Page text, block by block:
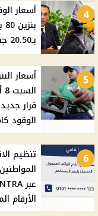
4
أسعار
بـ20.50 جنيه
5
أسعار
قرار
الوقود
6
تنظيم
الأرقام